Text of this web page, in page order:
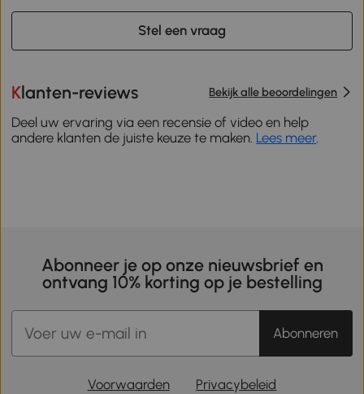
Stel een vraag
Klanten-reviews Bekijk alle beoordelingen
Deel uw ervaring via een recensie of video en help
andere klanten de juiste keuze te maken. Lees meer.
Abonneer je op onze nieuwsbrief en
ontvang 10% korting op je bestelling
Abonneren
Voorwaarden Privacybeleid